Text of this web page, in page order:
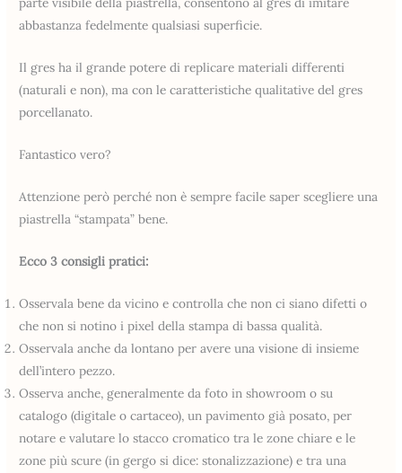
abbastanza fedelmente qualsiasi superficie.
Il gres ha il grande potere di replicare materiali differenti
(naturali e non), ma con le caratteristiche qualitative del gres
porcellanato.
Fantastico vero?
Attenzione però perché non è sempre facile saper scegliere una
piastrella “stampata” bene.
Ecco 3 consigli pratici:
Osservala bene da vicino e controlla che non ci siano difetti o
che non si notino i pixel della stampa di bassa qualità.
Osservala anche da lontano per avere una visione di insieme
dell’intero pezzo.
Osserva anche, generalmente da foto in showroom o su
catalogo (digitale o cartaceo), un pavimento già posato, per
notare e valutare lo stacco cromatico tra le zone chiare e le
zone più scure (in gergo si dice: stonalizzazione) e tra una